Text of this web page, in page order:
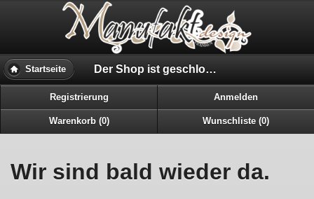
Startseite Der Shop ist geschloßen..
Registrierung Anmelden
Warenkorb (0) Wunschliste (0)
Wir sind bald wieder da.